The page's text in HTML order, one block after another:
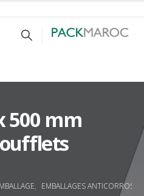
500 mm
, EMBALLAGES